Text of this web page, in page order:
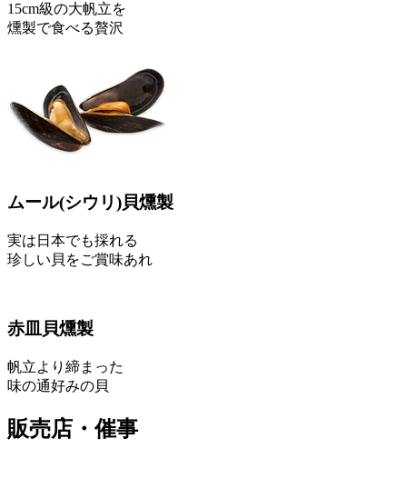
15cm級の大帆立を
燻製で食べる贅沢
ムール(シウリ)貝燻製
実は日本でも採れる
珍しい貝をご賞味あれ
赤皿貝燻製
帆立より締まった
味の通好みの貝
販売店・催事